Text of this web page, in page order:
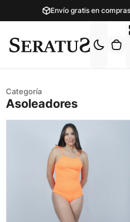
Envío gratis en
Asoleadores